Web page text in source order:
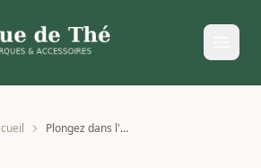
Plongez dans l'univers de la marque Tea Culture of the World